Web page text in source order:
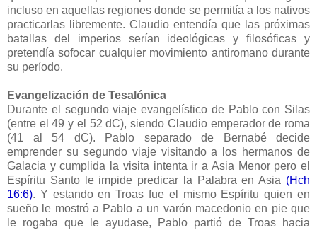
incluso en aquellas regiones donde se permitía a los nativos
practicarlas libremente. Claudio entendía que las próximas
batallas del imperios serían ideológicas y filosóficas y
pretendía sofocar cualquier movimiento antiromano durante
su período.
Evangelización de Tesalónica
Durante el segundo viaje evangelístico de Pablo con Silas
(entre el 49 y el 52 dC), siendo Claudio emperador de roma
(41 al 54 dC). Pablo separado de Bernabé decide
emprender su segundo viaje visitando a los hermanos de
Galacia y cumplida la visita intenta ir a Asia Menor pero el
Espíritu Santo le impide predicar la Palabra en Asia (Hch
16:6). Y estando en Troas fue el mismo Espíritu quien en
sueño le mostró a Pablo a un varón macedonio en pie que
le rogaba que le ayudase, Pablo partió de Troas hacia